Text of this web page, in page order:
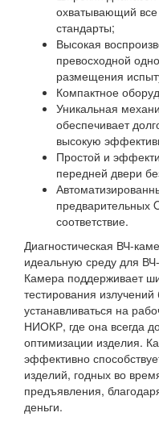
охватывающий
стандарты;
Высокая
превосходной
размещения
Компактное
Уникальная
обеспечивает
высокую
Простой и
передней двери
предварительных
соответствие.
Диагностическая ВЧ-
идеальную среду для
Камера поддерживает
тестирования
устанавливаться на
НИОКР, где она всегда
оптимизации изделия.
эффективно
изделий, годных во
предъявления,
деньги.